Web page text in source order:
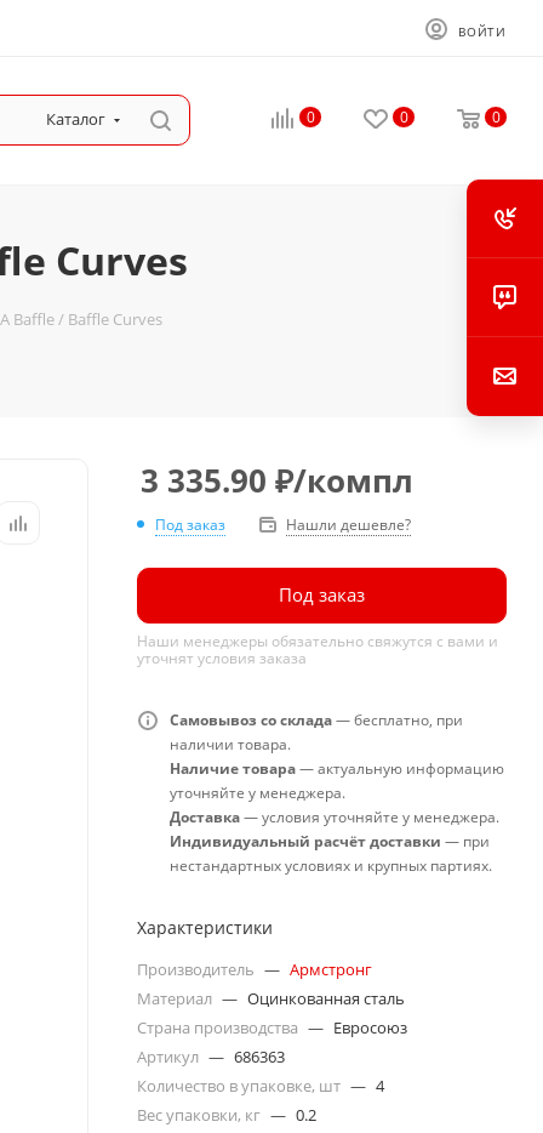
ВОЙТИ
Каталог 0 0 0
Curves
Baffle / Baffle Curves
3 335.90 ₽/компл
Под заказ Нашли дешевле?
Под заказ
Наши менеджеры обязательно свяжутся с вами и
уточнят условия заказа
Самовывоз со склада— бесплатно, при
наличии товара.
Наличие товара— актуальную информацию
уточняйте у менеджера.
Доставка— условия уточняйте у менеджера.
Индивидуальный расчёт доставки — при
нестандартных условиях и крупных партиях.
Характеристики
Производитель — Армстронг
Материал — Оцинкованная сталь
Страна производства — Евросоюз
Артикул — 686363
Количество в упаковке, шт — 4
Вес упаковки, кг — 0.2